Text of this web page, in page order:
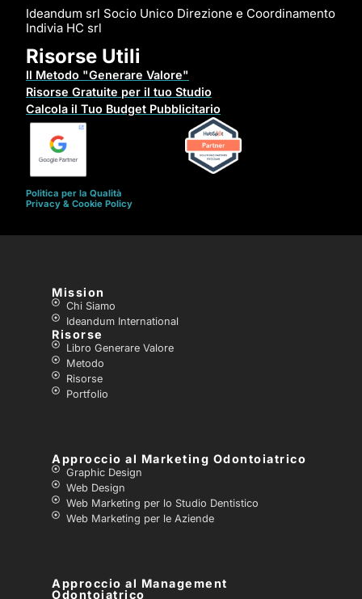
Ideandum srl Socio Unico Direzione e Coordinamento
Indivia HC srl
Risorse Utili
Il Metodo "Generare Valore"
Risorse Gratuite per il tuo Studio
Calcola il Tuo Budget Pubblicitario
Politica per la Qualità
Privacy & Cookie Policy
Mission
Chi Siamo
Ideandum International
Risorse
Libro Generare Valore
Metodo
Risorse
Portfolio
Approccio al Marketing Odontoiatrico
Graphic Design
Web Design
Web Marketing per lo Studio Dentistico
Web Marketing per le Aziende
Approccio al Management
Odontoiatrico